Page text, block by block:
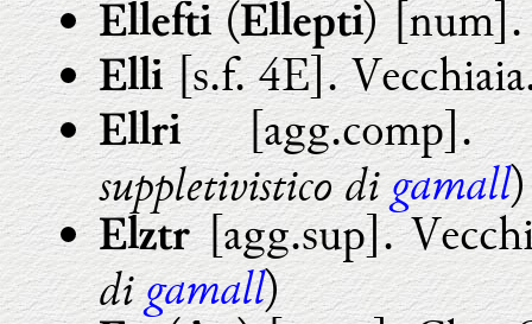
Ellefti(Ellepti) [num].
Elli[s.f. 4E].
Ellri[agg.comp].
suppletivistico di gamall)
Elztr[agg.sup].
di gamall)